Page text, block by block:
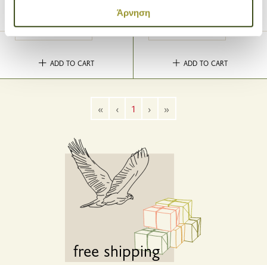
κοινωνικών μέσων και την ανάλυση της
επισκεψιμότητάς μας. Επιπλέον, μοιραζόμαστε
πληροφορίες που αφορούν τον τρόπο που
κοινωνικών μέσων, διαφήμισης και αναλύσεων, οι
οποίοι ενδεχομένως να τις συνδυάσουν με άλλες
πληροφορίες που τους έχετε παραχωρήσει ή τις οποίες
έχουν συλλέξει σε σχέση με την από μέρους σας χρήση
Άρνηση
6.90€
ADD TO CART
9.95€
ADD TO CART
« ‹ 1 › »
free shipping